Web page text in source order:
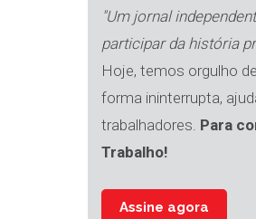
"Um jornal
participar da história
Hoje, temos orgulho
forma ininterrupta,
trabalhadores. Para
Trabalho!
Assine agora